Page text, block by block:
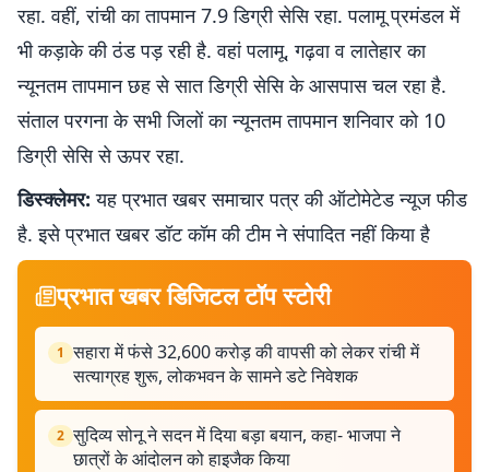
रहा. वहीं, रांची का तापमान 7.9 डिग्री सेसि रहा. पलामू प्रमंडल में
भी कड़ाके की ठंड पड़ रही है. वहां पलामू, गढ़वा व लातेहार का
न्यूनतम तापमान छह से सात डिग्री सेसि के आसपास चल रहा है.
संताल परगना के सभी जिलों का न्यूनतम तापमान शनिवार को 10
डिग्री सेसि से ऊपर रहा.
डिस्क्लेमर: यह प्रभात खबर समाचार पत्र की ऑटोमेटेड न्यूज फीड
है. इसे प्रभात खबर डॉट कॉम की टीम ने संपादित नहीं किया है
प्रभात खबर डिजिटल टॉप स्टोरी
1 सहारा में फंसे 32,600 करोड़ की वापसी को लेकर रांची में
सत्याग्रह शुरू, लोकभवन के सामने डटे निवेशक
2 सुदिव्य सोनू ने सदन में दिया बड़ा बयान, कहा- भाजपा ने
छात्रों के आंदोलन को हाइजैक किया